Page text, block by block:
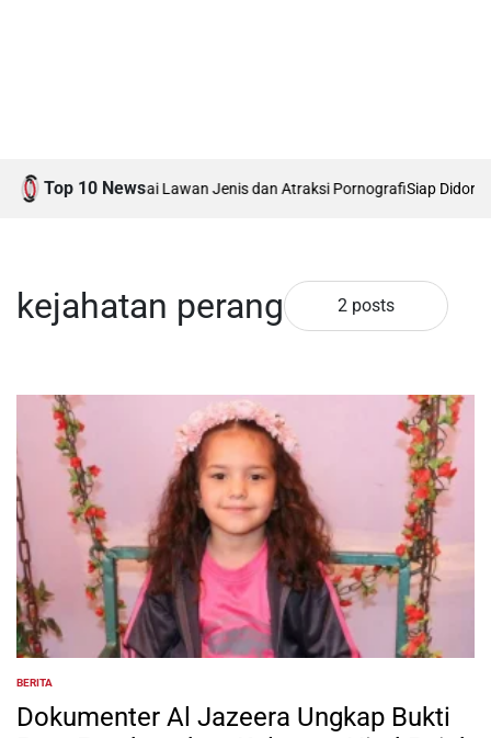
Top 10 News
Menyerupai Lawan Jenis dan Atraksi PornografiSiap Didorong
kejahatan perang 2 posts
POSTED
IN
BERITA
Dokumenter Al Jazeera Ungkap Bukti